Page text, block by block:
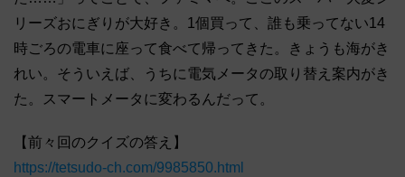
リーズおにぎりが大好き。1個買って、誰も乗ってない14
時ごろの電車に座って食べて帰ってきた。きょうも海がき
れい。そういえば、うちに電気メータの取り替え案内がき
た。スマートメータに変わるんだって。
【前々回のクイズの答え】
https://tetsudo-ch.com/9985850.html